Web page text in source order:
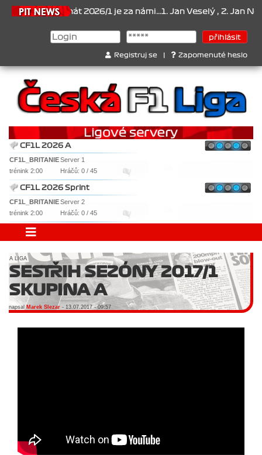
Šampionát 2026/1 je za námi...1. Jan Veselý , 2. Jan
Registruj se Zapomenuté heslo
CF1L 2026 A
CF1L_BRITANIEServer 1
trénink 2:00
Hráčů: 0 / 45
CF1L 2026 Sprint
CF1L_BRITANIEServer 2
trénink 2:00
Hráčů: 0 / 45
A LIGA
SESTŘIH SEZÓNY 2017/1
SKUPINA A
napsalMarek Slezar - 13.07.2017 - 09:57